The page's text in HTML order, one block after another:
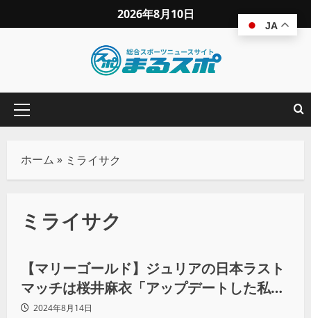
2026年8月10日
ホーム » ミライサク
ミライサク
プロレス
【マリーゴールド】ジュリアの日本ラスト
マッチは桜井麻衣「アップデートした私で
必ず勝ちますわ！」
2024年8月14日
JA